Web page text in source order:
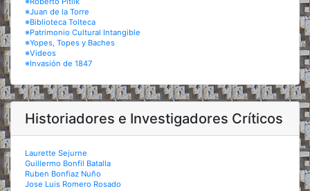
※Juan de la Torre
※Biblioteca Tolteca
※Patrimonio Cultural Intangible
※Yopes, Topes y Baches
※Videos
※Invasión de 1847
Historiadores e Investigadores Críticos
Laurette Sejurne
Guillermo Bonfil Batalla
Ruben Bonfiaz Nuño
Jose Luis Romero Rosado